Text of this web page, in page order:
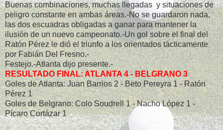
Buenas combinaciones, muchas llegadas y situaciones de
peligro constante en ambas áreas.-No se guardaron nada,
las dos escuadras obligadas a ganar para mantener la
ilusión de un nuevo campeonato.-Un gol sobre el final del
Ratón Pérez le dió el triunfo a los orientados tácticamente
por Fabián Del Fresno.-
Festejo.-Atlanta dijo presente.-
RESULTADO FINAL: ATLANTA 4 - BELGRANO 3
Goles de Atlanta: Juan Barrios 2 - Beto Pereyra 1 - Ratón
Pérez 1
Goles de Belgrano: Colo Soudrell 1 - Nacho López 1 -
Pícaro Cortázar 1